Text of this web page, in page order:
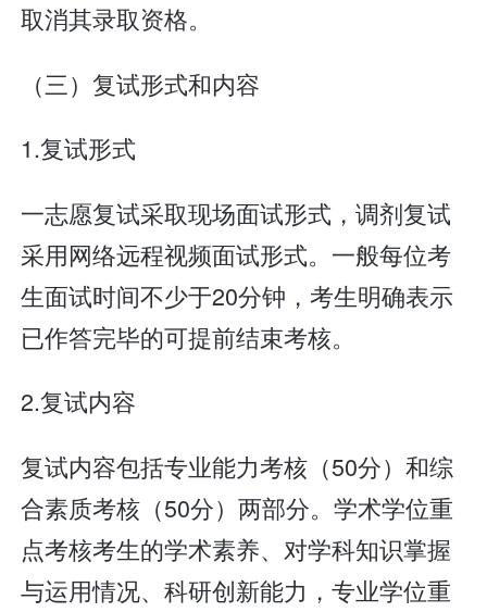
取消其录取资格。
（三）复试形式和内容
1.复试形式
一志愿复试采取现场面试形式，调剂复试
采用网络远程视频面试形式。一般每位考
生面试时间不少于20分钟，考生明确表示
已作答完毕的可提前结束考核。
2.复试内容
复试内容包括专业能力考核（50分）和综
合素质考核（50分）两部分。学术学位重
点考核考生的学术素养、对学科知识掌握
与运用情况、科研创新能力，专业学位重